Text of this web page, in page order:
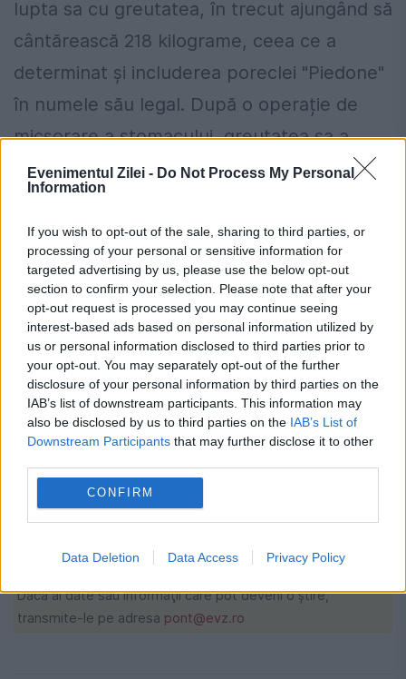
Evenimentul Zilei - Do Not Process My Personal
Information
If you wish to opt-out of the sale, sharing to third parties, or
processing of your personal or sensitive information for
targeted advertising by us, please use the below opt-out
section to confirm your selection. Please note that after your
opt-out request is processed you may continue seeing
interest-based ads based on personal information utilized by
us or personal information disclosed to third parties prior to
your opt-out. You may separately opt-out of the further
disclosure of your personal information by third parties on the
IAB’s list of downstream participants. This information may
also be disclosed by us to third parties on the IAB’s List of
Downstream Participants that may further disclose it to other
CONFIRM
Data Deletion Data Access Privacy Policy
lupta sa cu greutatea, în trecut ajungând să
cântărească 218 kilograme, ceea ce a
determinat și includerea poreclei "Piedone"
în numele său legal. După o operație de
micșorare a stomacului, greutatea sa a
scăzut la 100 de kilograme.
fost implicat în diverse afaceri, inclusiv în
restaurante și un salon de înfrumusețare, și
deține mai multe proprietăți imobiliare și
mașini de epocă.
Caniculă într-o parte a țării, vijelii în alta.
Harta fenomenelor meteo anunțate de
meteorologi
Preț carburanți, 7 august 2026.
Schimbarea apărută înainte de weekend
la benzinării
Dacă ai date sau informaţii care pot deveni o ştire,
transmite-le pe adresa pont@evz.ro